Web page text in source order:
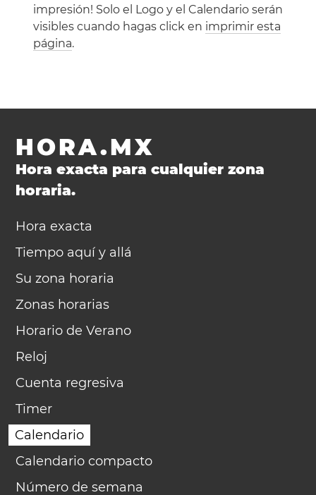
impresión! Solo el Logo y el Calendario serán
visibles cuando hagas click en imprimir esta
página.
HORA.MX
Hora exacta para cualquier zona
horaria.
Hora exacta
Tiempo aquí y allá
Su zona horaria
Zonas horarias
Horario de Verano
Reloj
Cuenta regresiva
Timer
Calendario
Calendario compacto
Número de semana